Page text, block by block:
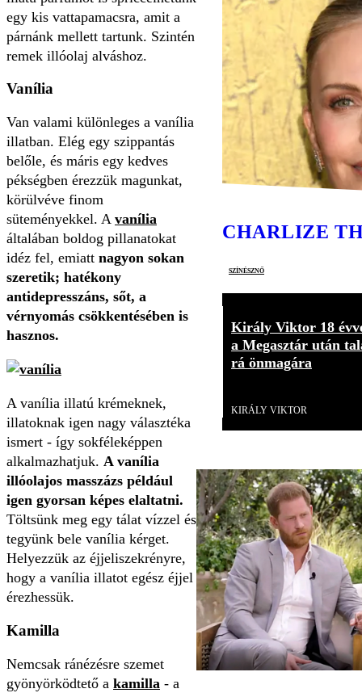
egy kis vattapamacsra, amit a
párnánk mellett tartunk. Szintén
remek illóolaj alváshoz.
Vanília
Van valami különleges a vanília
illatban. Elég egy szippantás
belőle, és máris egy kedves
pékségben érezzük magunkat,
körülvéve finom
süteményekkel. A vanília
általában boldog pillanatokat
idéz fel, emiatt nagyon sokan
szeretik; hatékony
antidepresszáns, sőt, a
vérnyomás csökkentésében is
hasznos.
A vanília illatú krémeknek,
illatoknak igen nagy választéka
ismert - így sokféleképpen
alkalmazhatjuk. A vanília
illóolajos masszázs például
igen gyorsan képes elaltatni.
Töltsünk meg egy tálat vízzel és
tegyünk bele vanília kérget.
Helyezzük az éjjeliszekrényre,
hogy a vanília illatot egész éjjel
érezhessük.
Kamilla
Nemcsak ránézésre szemet
gyönyörködtető a kamilla - a
CHARLIZE
színésznő
Király Viktor 18
a Megasztár után
rá önmagára
KIRÁLY VIKTOR